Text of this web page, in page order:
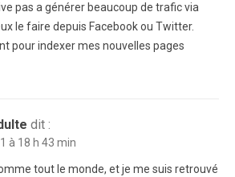
pas a générer beaucoup de trafic via
le faire depuis Facebook ou Twitter.
pour indexer mes nouvelles pages
dit :
à 18 h 43 min
tout le monde, et je me suis retrouvé